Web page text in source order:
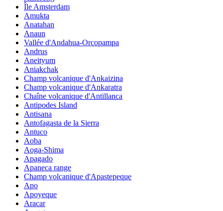
Île Amsterdam
Amukta
Anatahan
Anaun
Vallée d'Andahua-Orcopampa
Andrus
Aneityum
Aniakchak
Champ volcanique d'Ankaizina
Champ volcanique d'Ankaratra
Chaîne volcanique d'Antillanca
Antipodes Island
Antisana
Antofagasta de la Sierra
Antuco
Aoba
Aoga-Shima
Apagado
Apaneca range
Champ volcanique d'Apastepeque
Apo
Apoyeque
Aracar